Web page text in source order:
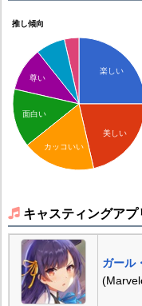
推し傾向
楽しい
美しい
尊い
面白い
カッコいい
キャスティングアプ
ガール